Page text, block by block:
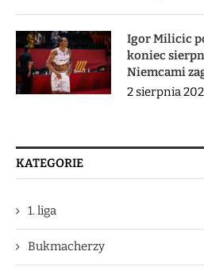
Igor Milicic
koniec
Niemcami
2 sierpnia
KATEGORIE
1. liga
Bukmacherzy